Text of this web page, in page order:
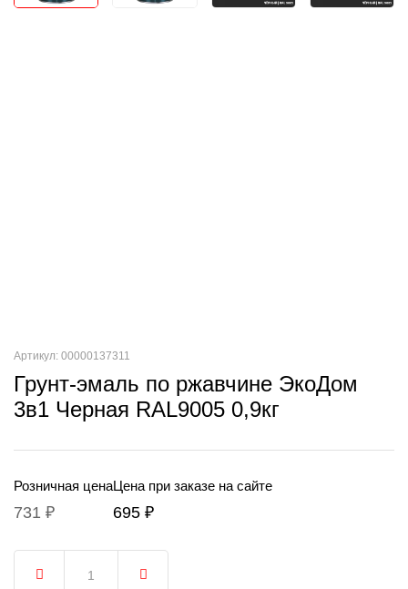
Артикул: 00000137311
Грунт-эмаль по ржавчине ЭкоДом
3в1 Черная RAL9005 0,9кг
Розничная цена
731 ₽
Цена при заказе на сайте
695 ₽